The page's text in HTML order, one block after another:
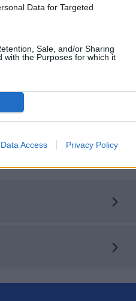
Data for Targeted
Sale, and/or Sharing
with the Purposes for which it
Data Access Privacy Policy
μας στοFacebook,